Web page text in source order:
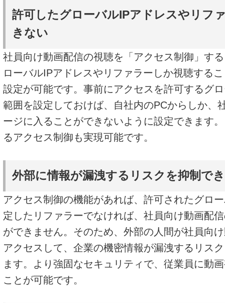
許可したグローバルIPアドレスやリフ
きない
社員向け動画配信の視聴を「アクセス制御」す
ローバルIPアドレスやリファラーしか視聴する
設定が可能です。事前にアクセスを許可するグ
範囲を設定しておけば、自社内のPCからしか、
ージに入ることができないように設定できます
るアクセス制御も実現可能です。
外部に情報が漏洩するリスクを抑制で
アクセス制御の機能があれば、許可されたグロ
定したリファラーでなければ、社員向け動画配
ができません。そのため、外部の人間が社員向
アクセスして、企業の機密情報が漏洩するリス
ます。より強固なセキュリティで、従業員に動
ことが可能です。